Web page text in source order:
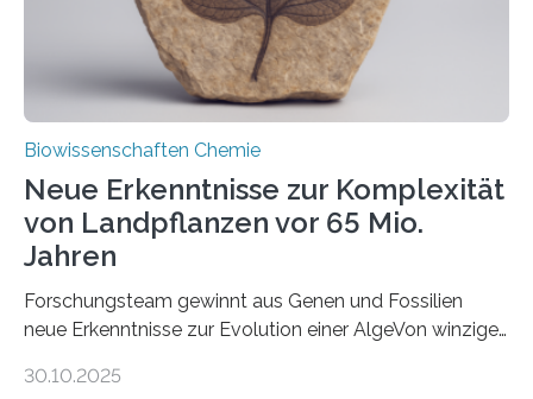
Fachzeitschrift…
Biowissenschaften Chemie
Neue Erkenntnisse zur Komplexität
von Landpflanzen vor 65 Mio.
Jahren
Forschungsteam gewinnt aus Genen und Fossilien
neue Erkenntnisse zur Evolution einer AlgeVon winzigen
Landpflanzen zählen zu den komplexesten
30.10.2025